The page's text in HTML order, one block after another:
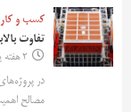
کسب و کار
تفاوت
2 هفته پیش
در
مصالح